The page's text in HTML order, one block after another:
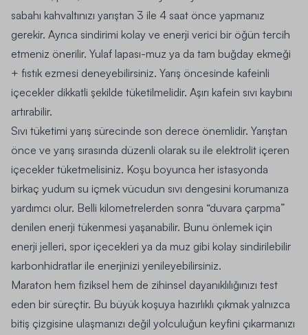
sabahı kahvaltınızı yarıştan 3 ile 4 saat önce yapmanız
gerekir. Ayrıca sindirimi kolay ve enerji verici bir öğün tercih
etmeniz önerilir. Yulaf lapası-muz ya da tam buğday ekmeği
+ fıstık ezmesi deneyebilirsiniz. Yarış öncesinde kafeinli
içecekler dikkatli şekilde tüketilmelidir. Aşırı kafein sıvı kaybını
artırabilir.
Sıvı tüketimi yarış sürecinde son derece önemlidir. Yarıştan
önce ve yarış sırasında düzenli olarak su ile elektrolit içeren
içecekler tüketmelisiniz. Koşu boyunca her istasyonda
birkaç yudum su içmek vücudun sıvı dengesini korumanıza
yardımcı olur. Belli kilometrelerden sonra “duvara çarpma”
denilen enerji tükenmesi yaşanabilir. Bunu önlemek için
enerji jelleri, spor içecekleri ya da muz gibi kolay sindirilebilir
karbonhidratlar ile enerjinizi yenileyebilirsiniz.
Maraton hem fiziksel hem de zihinsel dayanıklılığınızı test
eden bir süreçtir. Bu büyük koşuya hazırlıklı çıkmak yalnızca
bitiş çizgisine ulaşmanızı değil yolculuğun keyfini çıkarmanızı